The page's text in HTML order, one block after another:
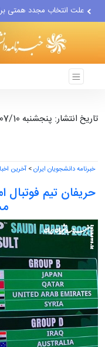
علت انتخاب مجدد همتی
«ایران امام رضا (ع)؛...
پیش‌بینی پاییز پر بارش
تاریخ انتشار: پنجشنبه 1404/07/10 - 12:25
خبرنامه دانشجویان ایران> آخرین
حریفان تیم فوتبال